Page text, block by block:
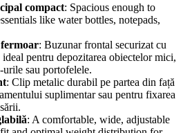
compact: Spacious enough to
like water bottles, notepads,
: Buzunar frontal securizat cu
pentru depozitarea obiectelor mici,
sau portofelele.
: Clip metalic durabil pe partea din față
suplimentar sau pentru fixarea
: A comfortable, wide, adjustable